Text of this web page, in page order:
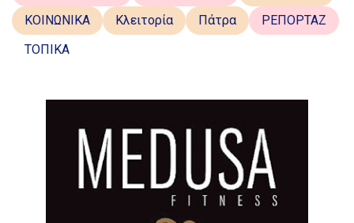
ΚΟΙΝΩΝΙΚΑ
Κλειτορία Πάτρα
ΡΕΠΟΡΤΑΖ
ΤΟΠΙΚΑ